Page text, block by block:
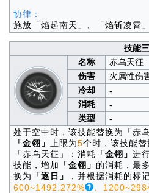
协律：
施放「焰起南天」、「焰斩凌霄
技能三
名称
赤乌天征
伤害
火属性伤
冷却
-
消耗
-
类型
-
处于空中时，该技能替换为「赤
「金翎」
上限为5个时，该技能替
「赤乌天征」：消耗 「金翎」 进
技能，增加 「金翎」 的消耗，最
换为 「逐日」
，并根据消耗的标
600~1492.272%